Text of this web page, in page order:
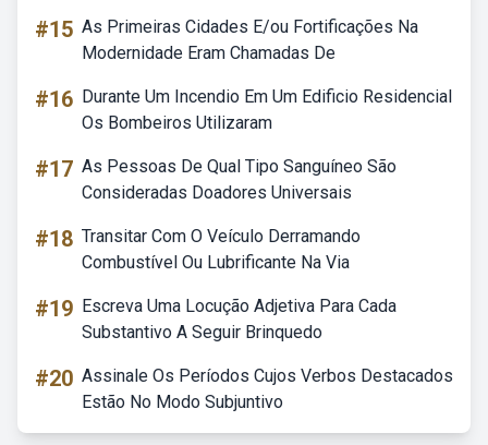
#15 As Primeiras Cidades E/ou Fortificações Na
Modernidade Eram Chamadas De
#16 Durante Um Incendio Em Um Edificio Residencial
Os Bombeiros Utilizaram
#17 As Pessoas De Qual Tipo Sanguíneo São
Consideradas Doadores Universais
#18 Transitar Com O Veículo Derramando
Combustível Ou Lubrificante Na Via
#19 Escreva Uma Locução Adjetiva Para Cada
Substantivo A Seguir Brinquedo
#20 Assinale Os Períodos Cujos Verbos Destacados
Estão No Modo Subjuntivo